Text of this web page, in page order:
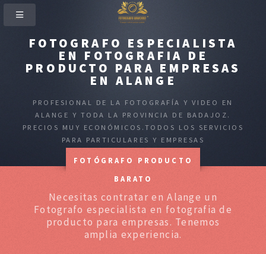
FOTOGRAFO ESPECIALISTA
EN FOTOGRAFIA DE
PRODUCTO PARA EMPRESAS
EN ALANGE
PROFESIONAL DE LA FOTOGRAFÍA Y VIDEO EN
ALANGE Y TODA LA PROVINCIA DE BADAJOZ.
PRECIOS MUY ECONÓMICOS.TODOS LOS SERVICIOS
PARA PARTICULARES Y EMPRESAS
FOTÓGRAFO PRODUCTO
BARATO
Necesitas contratar en Alange un
Fotografo especialista en fotografia de
producto para empresas. Tenemos
amplia experiencia.